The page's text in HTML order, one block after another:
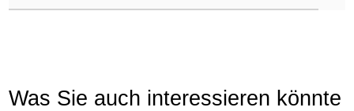
Was Sie auch interessieren könnte